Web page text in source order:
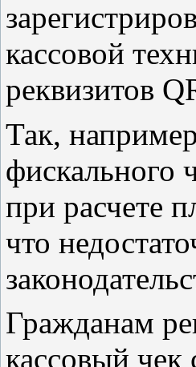
кассовой
реквизитов
Так,
фискального
при расчете
что
Гражданам
кассовый